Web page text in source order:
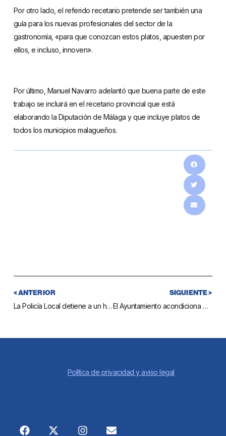
Por otro lado, el referido recetario pretende ser también una
guía para los nuevas profesionales del sector de la
gastronomía, «para que conozcan estos platos, apuesten por
ellos, e incluso, innoven».
Por último, Manuel Navarro adelantó que buena parte de este
trabajo se incluirá en el recetario provincial que está
elaborando la Diputación de Málaga y que incluye platos de
todos los municipios malagueños.
< ANTERIOR
La Policía Local detiene a un hombre mientras trataba de entrar a robar en una vivienda de Las Lagunas
SIGUIENTE >
El Ayuntamiento acondiciona el litoral para repoblar 2.000 plantas marítimas autóctonas
Política de privacidad y aviso legal